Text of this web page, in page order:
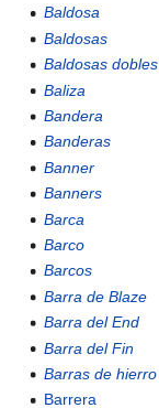
Baldosa
Baldosas
Baldosas dobles
Baliza
Bandera
Banderas
Banner
Banners
Barca
Barco
Barcos
Barra de Blaze
Barra del End
Barra del Fin
Barras de hierro
Barrera